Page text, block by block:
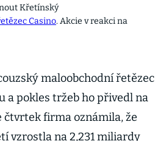
Křetínský
Casino. Akcie v reakci na
maloobchodní řetězec
a pokles tržeb ho přivedl na
čtvrtek firma oznámila, že
vzrostla na 2,231 miliardy